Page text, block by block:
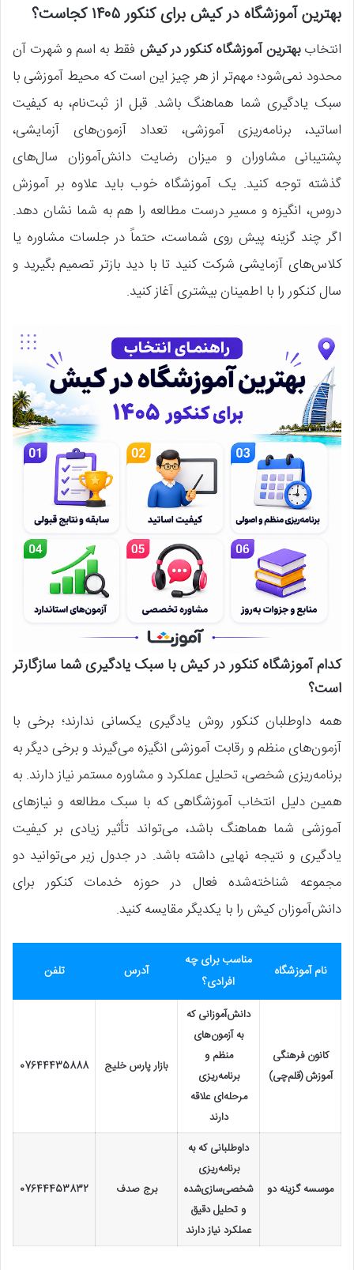
بهترین آموزشگاه در کیشبرای کنکور ۱۴۰۵ کجاست؟
انتخاببهترین آموزشگاه کنکور در کیش فقط به اسم و شهرت آن
محدود نمی‌شود؛ مهم‌تر از هر چیز این است که محیط آموزشی با
سبک یادگیری شما هماهنگ باشد. قبل از ثبت‌نام، به کیفیت
اساتید، برنامه‌ریزی آموزشی، تعداد آزمون‌های آزمایشی،
پشتیبانی مشاوران و میزان رضایت دانش‌آموزان سال‌های
گذشته توجه کنید. یک آموزشگاه خوب باید علاوه بر آموزش
دروس، انگیزه و مسیر درست مطالعه را هم به شما نشان دهد.
اگر چند گزینه پیش روی شماست، حتماً در جلسات مشاوره یا
کلاس‌های آزمایشی شرکت کنید تا با دید بازتر تصمیم بگیرید و
سال کنکور را با اطمینان بیشتری آغاز کنید.
کدام آموزشگاه کنکور در کیش با سبک یادگیری شما سازگارتر
است؟
همه داوطلبان کنکور روش یادگیری یکسانی ندارند؛ برخی با
آزمون‌های منظم و رقابت آموزشی انگیزه می‌گیرند و برخی دیگر به
برنامه‌ریزی شخصی، تحلیل عملکرد و مشاوره مستمر نیاز دارند. به
همین دلیل انتخاب آموزشگاهی که با سبک مطالعه و نیازهای
آموزشی شما هماهنگ باشد، می‌تواند تأثیر زیادی بر کیفیت
یادگیری و نتیجه نهایی داشته باشد. در جدول زیر می‌توانید دو
مجموعه شناخته‌شده فعال در حوزه خدمات کنکور برای
دانش‌آموزان کیش را با یکدیگر مقایسه کنید.
نام آموزشگاه
مناسب برای چه
افرادی؟
آدرس تلفن
کانون فرهنگی
آموزش (قلم‌چی)
دانش‌آموزانی که
به آزمون‌های
منظم و
برنامه‌ریزی
مرحله‌ای علاقه
دارند
بازار پارس خلیج 07644435888
موسسه گزینه دو
داوطلبانی که به
برنامه‌ریزی
شخصی‌سازی‌شده
و تحلیل دقیق
عملکرد نیاز دارند
برج صدف 07644453832